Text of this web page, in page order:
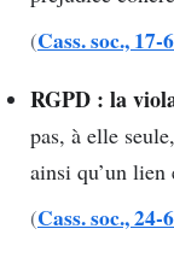
(Cass. soc.,
RGPD : la
pas, à elle
ainsi qu’un lien
(Cass. soc.,